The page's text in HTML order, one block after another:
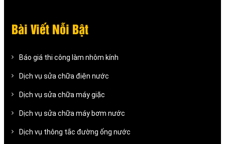
Bài Viết Nỗi Bật
Báo giá thi công làm nhôm kính
Dịch vụ sửa chữa điện nước
Dịch vụ sửa chữa máy giặc
Dịch vụ sửa chữa máy bơm nước
Dịch vụ thông tắc đường ống nước